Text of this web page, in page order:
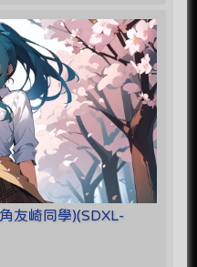
友崎同學)(SDXL-